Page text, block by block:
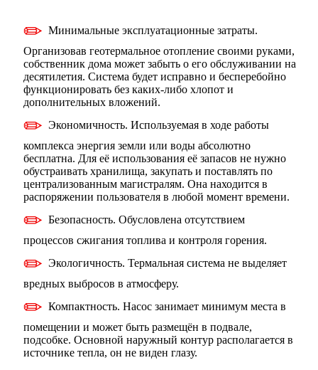
Минимальные эксплуатационные затраты.
Организовав геотермальное отопление своими руками,
собственник дома может забыть о его обслуживании на
десятилетия. Система будет исправно и бесперебойно
функционировать без каких-либо хлопот и
дополнительных вложений.
Экономичность. Используемая в ходе работы
комплекса энергия земли или воды абсолютно
бесплатна. Для её использования её запасов не нужно
обустраивать хранилища, закупать и поставлять по
централизованным магистралям. Она находится в
распоряжении пользователя в любой момент времени.
Безопасность. Обусловлена отсутствием
процессов сжигания топлива и контроля горения.
Экологичность. Термальная система не выделяет
вредных выбросов в атмосферу.
Компактность. Насос занимает минимум места в
помещении и может быть размещён в подвале,
подсобке. Основной наружный контур располагается в
источнике тепла, он не виден глазу.